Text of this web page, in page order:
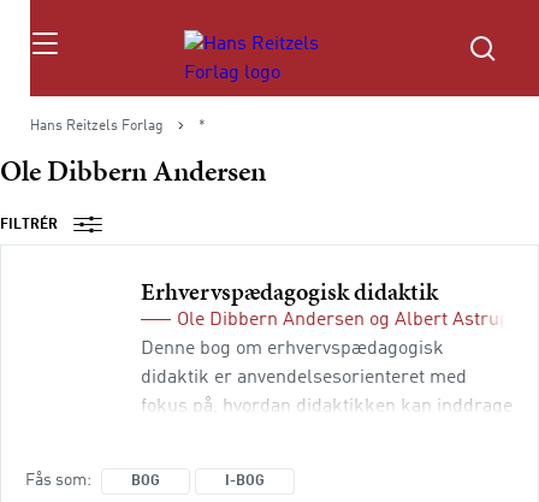
Søg
Hans Reitzels Forlag *
Ole Dibbern Andersen
FILTRÉR
Erhvervspædagogisk didaktik
Ole Dibbern Andersen og Albert Astrup
Denne bog om erhvervspædagogisk
didaktik er anvendelsesorienteret med
fokus på, hvordan didaktikken kan inddrage
Fås som BOG I-BOG